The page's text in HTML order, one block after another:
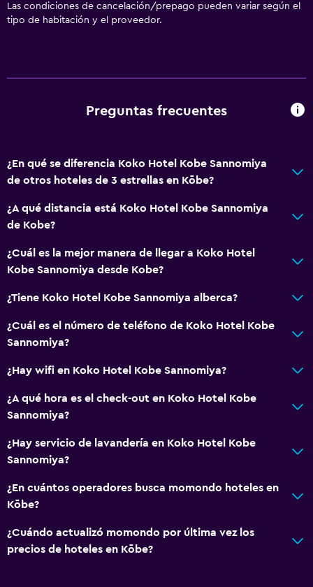
Las condiciones de cancelación/prepago pueden variar según el
tipo de habitación y el proveedor.
Preguntas frecuentes
¿En qué se diferencia Koko Hotel Kobe Sannomiya
de otros hoteles de 3 estrellas en Kōbe?
¿A qué distancia está Koko Hotel Kobe Sannomiya
de Kobe?
¿Cuál es la mejor manera de llegar a Koko Hotel
Kobe Sannomiya desde Kobe?
¿Tiene Koko Hotel Kobe Sannomiya alberca?
¿Cuál es el número de teléfono de Koko Hotel Kobe
Sannomiya?
¿Hay wifi en Koko Hotel Kobe Sannomiya?
¿A qué hora es el check-out en Koko Hotel Kobe
Sannomiya?
¿Hay servicio de lavandería en Koko Hotel Kobe
Sannomiya?
¿En cuántos operadores busca momondo hoteles en
Kōbe?
¿Cuándo actualizó momondo por última vez los
precios de hoteles en Kōbe?